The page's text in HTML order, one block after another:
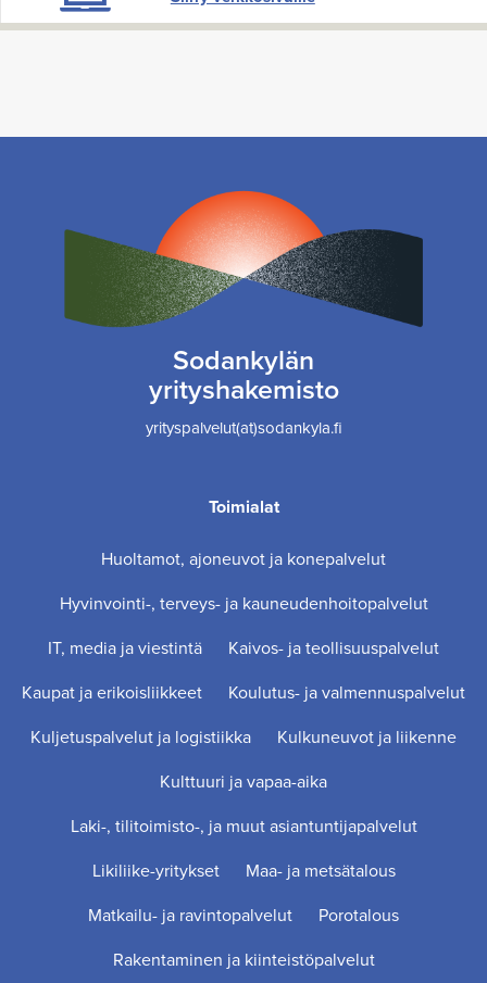
Sodankylän
yrityshakemisto
yrityspalvelut(at)sodankyla.fi
Toimialat
Huoltamot, ajoneuvot ja konepalvelut
Hyvinvointi-, terveys- ja kauneudenhoitopalvelut
IT, media ja viestintä
Kaivos- ja teollisuuspalvelut
Kaupat ja erikoisliikkeet
Koulutus- ja valmennuspalvelut
Kuljetuspalvelut ja logistiikka
Kulkuneuvot ja liikenne
Kulttuuri ja vapaa-aika
Laki-, tilitoimisto-, ja muut asiantuntijapalvelut
Likiliike-yritykset
Maa- ja metsätalous
Matkailu- ja ravintopalvelut
Porotalous
Rakentaminen ja kiinteistöpalvelut